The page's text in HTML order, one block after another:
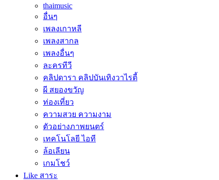
thaimusic
อื่นๆ
เพลงเกาหลี
เพลงสากล
เพลงอื่นๆ
ละครทีวี
คลิปดารา คลิปบันเทิงวาไรตี้
ผี สยองขวัญ
ท่องเที่ยว
ความสวย ความงาม
ตัวอย่างภาพยนตร์
เทคโนโลยี ไอที
ล้อเลียน
เกมโชว์
Like สาระ